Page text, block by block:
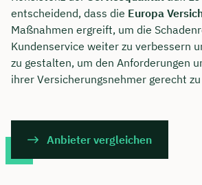
entscheidend, dass die Europa
Maßnahmen ergreift, um die
Kundenservice weiter zu verbessern
zu gestalten, um den Anforderungen
ihrer Versicherungsnehmer gerecht
Anbieter vergleichen